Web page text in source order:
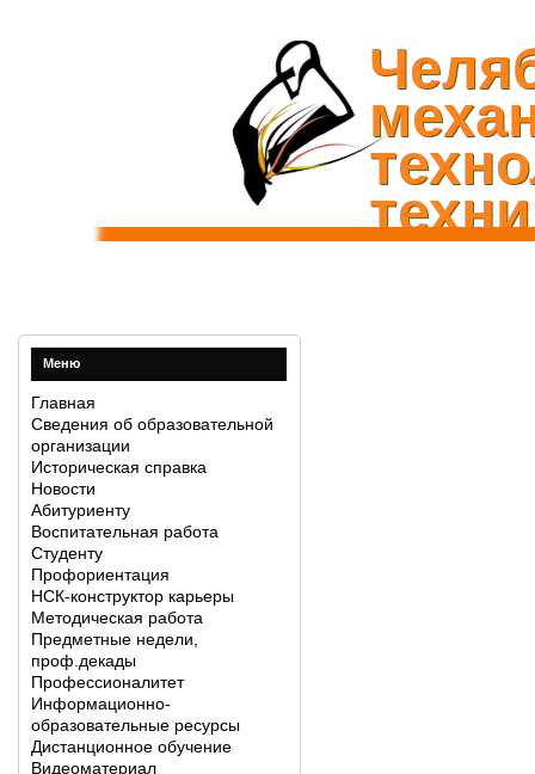
Меню
Главная
Сведения об образовательной
организации
Историческая справка
Новости
Абитуриенту
Воспитательная работа
Студенту
Профориентация
НСК-конструктор карьеры
Методическая работа
Предметные недели,
проф.декады
Профессионалитет
Информационно-
образовательные ресурсы
Дистанционное обучение
Видеоматериал